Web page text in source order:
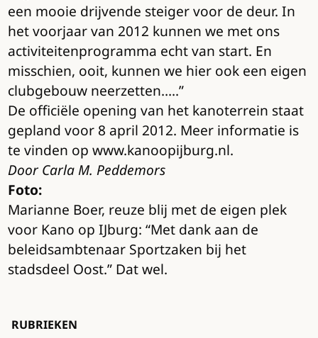
een mooie drijvende steiger voor de deur. In
het voorjaar van 2012 kunnen we met ons
activiteitenprogramma echt van start. En
misschien, ooit, kunnen we hier ook een eigen
clubgebouw neerzetten…..”
De officiële opening van het kanoterrein staat
gepland voor 8 april 2012. Meer informatie is
te vinden op www.kanoopijburg.nl.
Door Carla M. Peddemors
Foto:
Marianne Boer, reuze blij met de eigen plek
voor Kano op IJburg: “Met dank aan de
beleidsambtenaar Sportzaken bij het
stadsdeel Oost.” Dat wel.
RUBRIEKEN